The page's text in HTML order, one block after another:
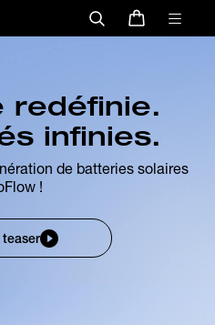
redéfinie.
infinies.
de batteries solaires
!
teaser